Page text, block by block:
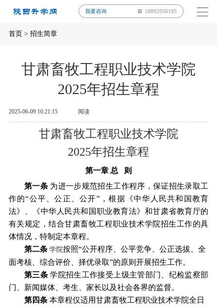
我要咨询 18892056195
首页> 招生简章
甘肃畜牧工程职业技术学院
2025年招生章程
2025-06-09 16:21:15 阅读
甘肃畜牧工程职业技术学院
2025年招生章程
第一章 总
则
第一条 为进一步规范招生工作程序，保证招生录取工
作的“公平、公正、公开”，根据《中华人民共和国教育
法》、《中华人民共和国职业教育法》和甘肃省教育厅的
有关规定，结合甘肃畜牧工程职业技术学院招生工作的具
体情况，特制定本章程。
第二条 学院按照“公开程序、公平竞争、公正选拔
全
面考核、综合评价、择优录取”的原则开展招生工作。
第三条 学 院招生工作接受上级主管部门、纪检监察部
门、新闻媒体、考生、家长以及社会各界的监督。
第四条 本章程仅适用甘肃畜牧工程职业技术学院全日